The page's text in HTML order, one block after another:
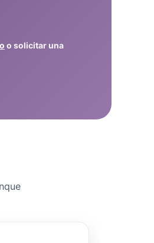
o solicitar una